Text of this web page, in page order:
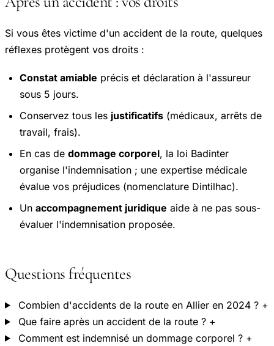
Si vous êtes victime d'un accident de la route, quelques
réflexes protègent vos droits :
Constat amiable précis et déclaration à l'assureur
sous 5 jours.
Conservez tous les justificatifs (médicaux, arrêts de
travail, frais).
En cas de dommage corporel, la loi Badinter
organise l'indemnisation ; une expertise médicale
évalue vos préjudices (nomenclature Dintilhac).
Un accompagnement juridique aide à ne pas sous-
évaluer l'indemnisation proposée.
Questions fréquentes
Combien d'accidents de la route en Allier en 2024 ? +
Que faire après un accident de la route ? +
Comment est indemnisé un dommage corporel ? +